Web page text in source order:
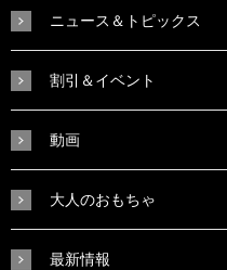
ニュース＆トピックス
割引＆イベント
動画
大人のおもちゃ
最新情報